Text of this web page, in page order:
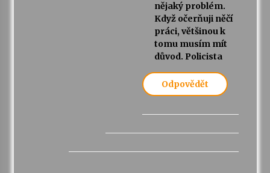
nějaký problém.
Když očerňuji něčí
práci, většinou k
tomu musím mít
důvod. Policista
Odpovědět